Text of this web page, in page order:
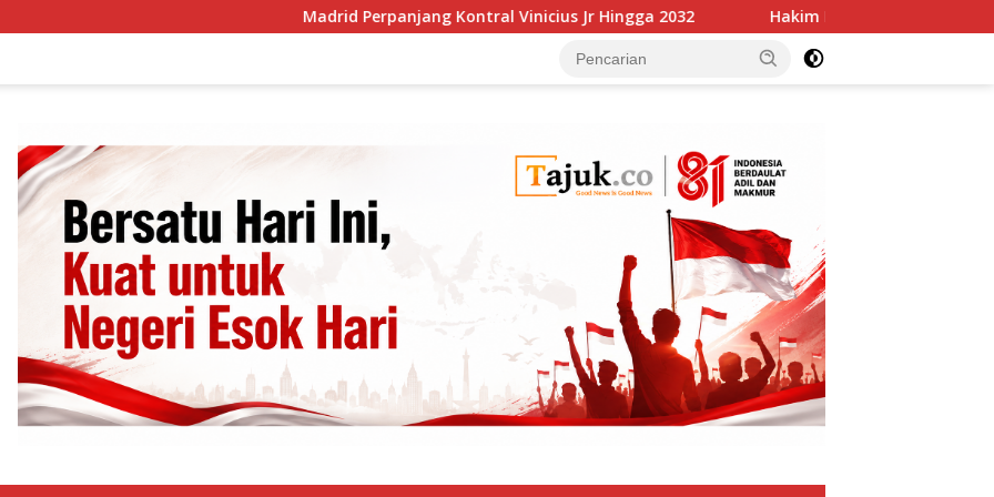
Madrid Perpanjang Kontral Vinicius Jr Hingga 2032 Hakim Denda Meta Bayar Rp 10,2 Triliun